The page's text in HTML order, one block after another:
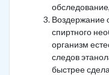
Воздержание
спиртного
организм
следов
быстрее